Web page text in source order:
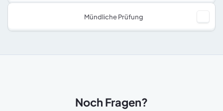
Mündliche Prüfung
Noch Fragen?